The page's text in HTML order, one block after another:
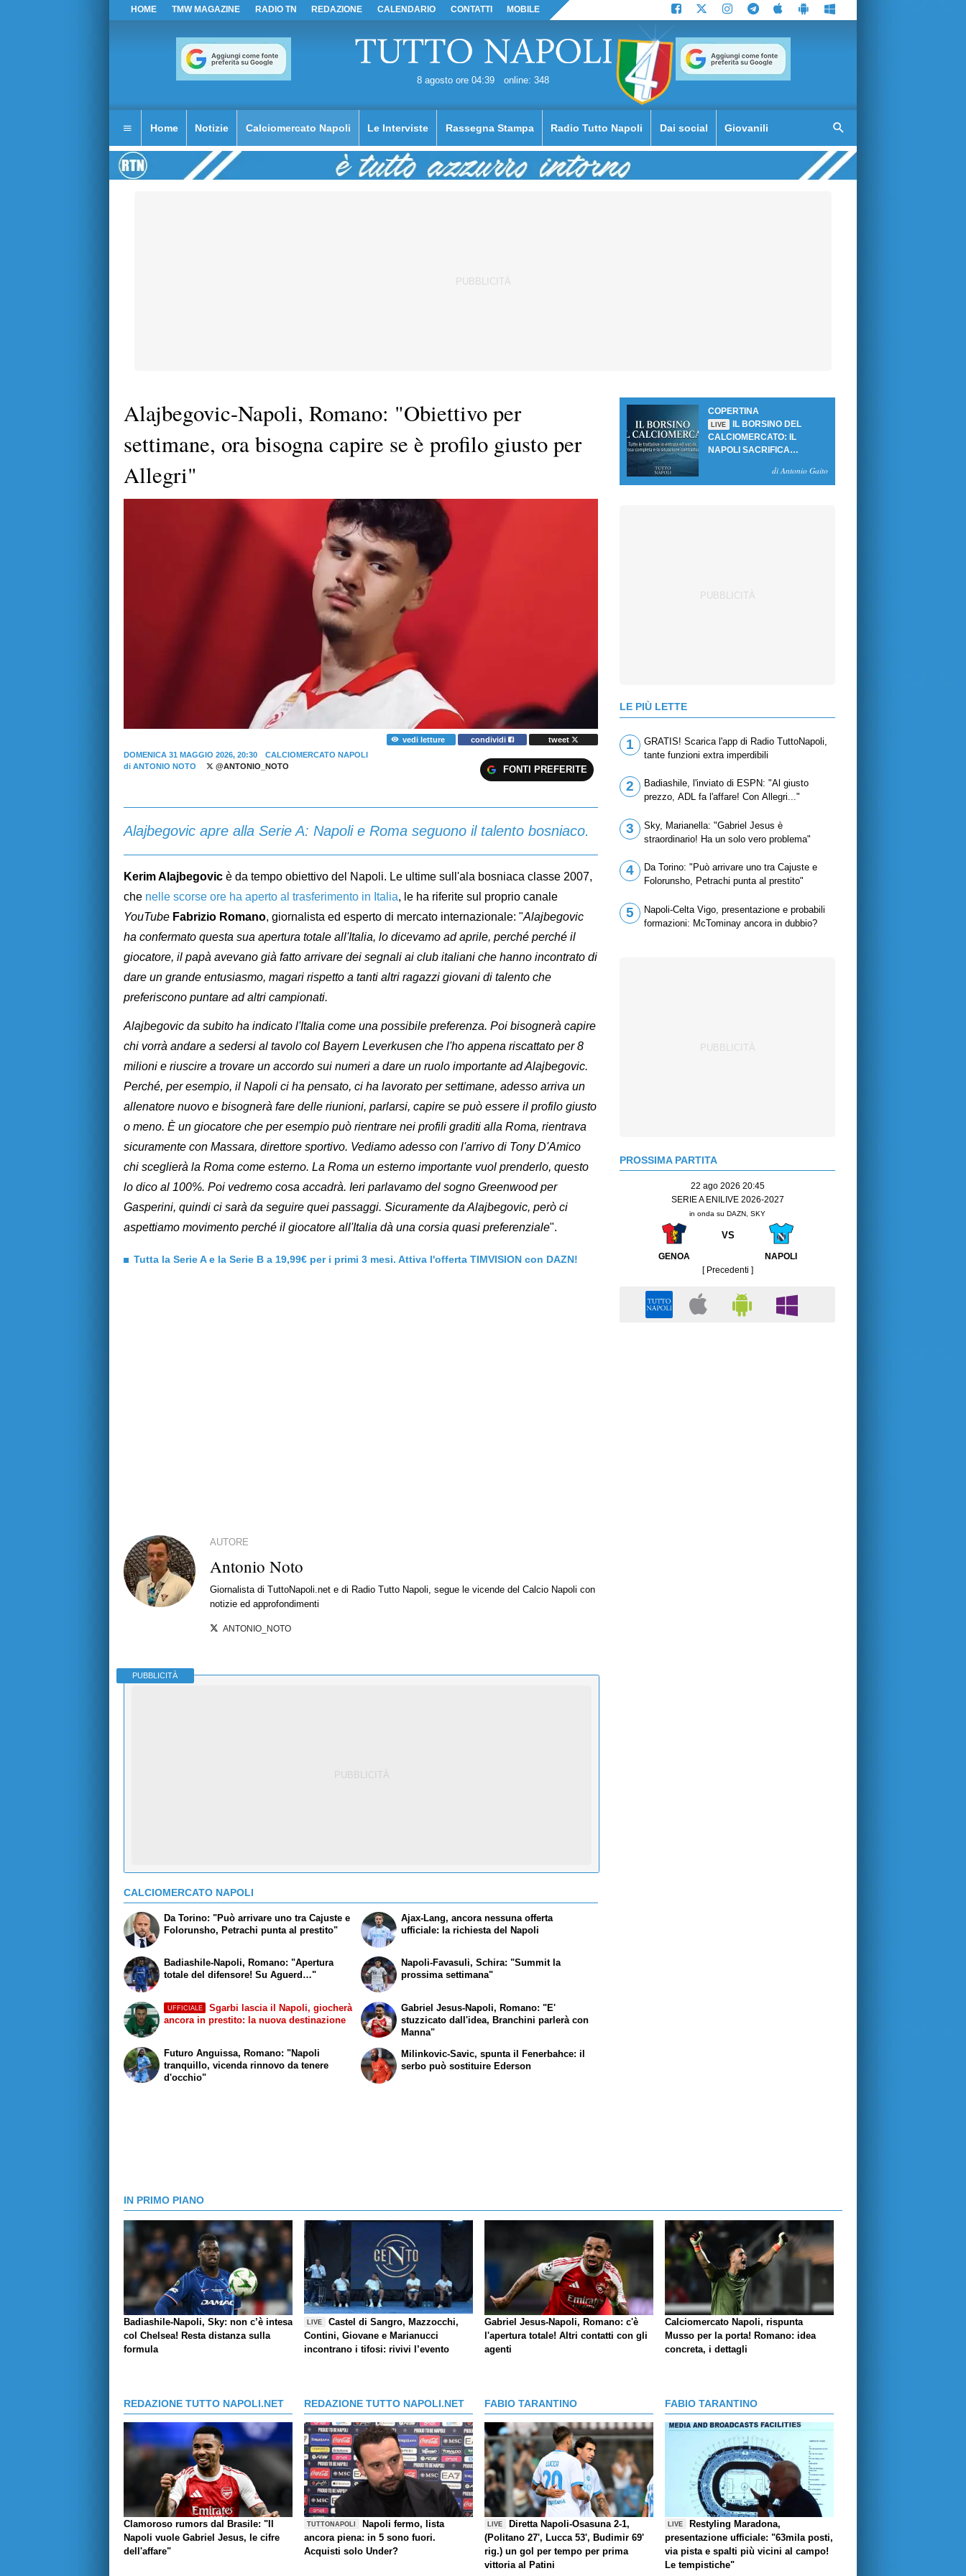
HOME TMW MAGAZINE RADIO TN REDAZIONE CALENDARIO CONTATTI MOBILE
8 agosto ore 04:39 online: 348
Home Notizie Calciomercato Napoli Le Interviste Rassegna Stampa Radio Tutto Napoli Dai social Giovanili
Alajbegovic-Napoli, Romano: "Obiettivo per
settimane, ora bisogna capire se è profilo giusto per
Allegri"
vedi letture condividi
tweet
DOMENICA 31 MAGGIO 2026, 20:30
CALCIOMERCATO NAPOLI
di ANTONIO NOTO @ANTONIO_NOTO FONTI PREFERITE
Alajbegovic apre alla Serie A: Napoli e Roma seguono il talento bosniaco.
Kerim Alajbegovic è da tempo obiettivo del Napoli. Le ultime sull'ala bosniaca classe 2007,
che nelle scorse ore ha aperto al trasferimento in Italia, le ha riferite sul proprio canale
YouTube Fabrizio Romano, giornalista ed esperto di mercato internazionale: "Alajbegovic
ha confermato questa sua apertura totale all'Italia, lo dicevamo ad aprile, perché perché il
giocatore, il papà avevano già fatto arrivare dei segnali ai club italiani che hanno incontrato di
dare un grande entusiasmo, magari rispetto a tanti altri ragazzi giovani di talento che
preferiscono puntare ad altri campionati.
Alajbegovic da subito ha indicato l'Italia come una possibile preferenza. Poi bisognerà capire
chi vorrà andare a sedersi al tavolo col Bayern Leverkusen che l'ho appena riscattato per 8
milioni e riuscire a trovare un accordo sui numeri a dare un ruolo importante ad Alajbegovic.
Perché, per esempio, il Napoli ci ha pensato, ci ha lavorato per settimane, adesso arriva un
allenatore nuovo e bisognerà fare delle riunioni, parlarsi, capire se può essere il profilo giusto
o meno. È un giocatore che per esempio può rientrare nei profili graditi alla Roma, rientrava
sicuramente con Massara, direttore sportivo. Vediamo adesso con l'arrivo di Tony D'Amico
chi sceglierà la Roma come esterno. La Roma un esterno importante vuol prenderlo, questo
lo dico al 100%. Poi vedremo cosa accadrà. Ieri parlavamo del sogno Greenwood per
Gasperini, quindi ci sarà da seguire quei passaggi. Sicuramente da Alajbegovic, però ci
aspettiamo movimento perché il giocatore all'Italia dà una corsia quasi preferenziale".
Tutta la Serie A e la Serie B a 19,99€ per i primi 3 mesi. Attiva l'offerta TIMVISION con DAZN!
AUTORE
Antonio Noto
Giornalista di TuttoNapoli.net e di Radio Tutto Napoli, segue le vicende del Calcio Napoli con
notizie ed approfondimenti
ANTONIO_NOTO
PUBBLICITÀ
CALCIOMERCATO NAPOLI
Da Torino: "Può arrivare uno tra Cajuste e
Folorunsho, Petrachi punta al prestito"
Badiashile-Napoli, Romano: "Apertura
totale del difensore! Su Aguerd…"
Ajax-Lang, ancora nessuna offerta
ufficiale: la richiesta del Napoli
Napoli-Favasuli, Schira: "Summit la
prossima settimana"
UFFICIALE
Sgarbi lascia il Napoli, giocherà
ancora in prestito: la nuova destinazione
Futuro Anguissa, Romano: "Napoli
tranquillo, vicenda rinnovo da tenere
d'occhio"
Gabriel Jesus-Napoli, Romano: "E'
stuzzicato dall'idea, Branchini parlerà con
Manna"
Milinkovic-Savic, spunta il Fenerbahce: il
serbo può sostituire Ederson
COPERTINA
LIVE
IL BORSINO DEL
CALCIOMERCATO: IL
NAPOLI SACRIFICA
SBLOCCANO ARRIVIdi Antonio Gaito
LE PIÙ LETTE
1
GRATIS! Scarica l'app di Radio TuttoNapoli,
tante funzioni extra imperdibili
2
Badiashile, l'inviato di ESPN: "Al giusto
prezzo, ADL fa l'affare! Con Allegri..."
3
Sky, Marianella: "Gabriel Jesus è
straordinario! Ha un solo vero problema"
4
Da Torino: "Può arrivare uno tra Cajuste e
Folorunsho, Petrachi punta al prestito"
5
Napoli-Celta Vigo, presentazione e probabili
formazioni: McTominay ancora in dubbio?
PROSSIMA PARTITA
22 ago 2026 20:45
SERIE A ENILIVE 2026-2027
in onda su DAZN, SKY
VS
GENOA
NAPOLI
[ Precedenti ]
IN PRIMO PIANO
Badiashile-Napoli, Sky: non c’è intesa
col Chelsea! Resta distanza sulla
formula
LIVE
Castel di Sangro, Mazzocchi,
Contini, Giovane e Marianucci
incontrano i tifosi: rivivi l’evento
Gabriel Jesus-Napoli, Romano: c'è
l'apertura totale! Altri contatti con gli
agenti
Calciomercato Napoli, rispunta
Musso per la porta! Romano: idea
concreta, i dettagli
REDAZIONE TUTTO NAPOLI.NET
Clamoroso rumors dal Brasile: "Il
Napoli vuole Gabriel Jesus, le cifre
dell'affare"
REDAZIONE TUTTO NAPOLI.NET
TUTTONAPOLI
Napoli fermo, lista
ancora piena: in 5 sono fuori.
Acquisti solo Under?
FABIO TARANTINO
LIVE
Diretta Napoli-Osasuna 2-1,
(Politano 27', Lucca 53', Budimir 69'
rig.) un gol per tempo per prima
vittoria al Patini
FABIO TARANTINO
LIVE
Restyling Maradona,
presentazione ufficiale: "63mila posti,
via pista e spalti più vicini al campo!
Le tempistiche"